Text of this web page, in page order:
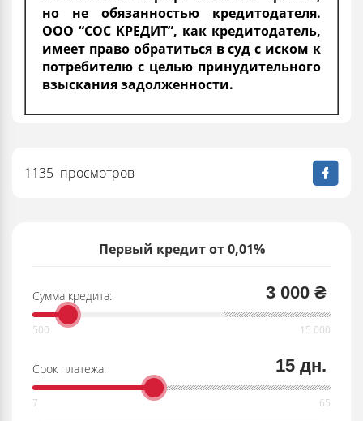
Первый кредит от 0,01%
Сумма кредита: 3 000 ₴
Срок платежа: 15 дн.
но не обязанностью кредитодателя.
ООО “СОС КРЕДИТ”, как кредитодатель,
имеет право обратиться в суд с иском к
потребителю с целью принудительного
взыскания задолженности.
1135 просмотров